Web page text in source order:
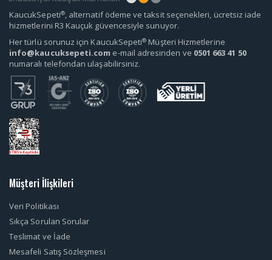
KaucukSepeti®, alternatif ödeme ve taksit seçenekleri, ücretsiz iade
hizmetlerini R3 Kauçuk güvencesiyle sunuyor.
Her türlü sorunuz için KaucukSepeti® Müşteri Hizmetlerine
info@kaucuksepeti.com e-mail adresinden ve 0501 663 41 50
numaralı telefondan ulaşabilirsiniz.
Müşteri İlişkileri
Veri Politikası
Sıkça Sorulan Sorular
Teslimat ve İade
Mesafeli Satış Sözleşmesi